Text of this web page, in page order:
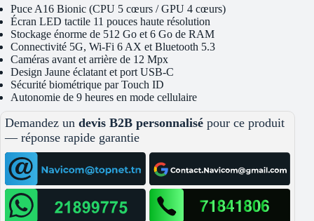
Puce A16 Bionic (CPU 5 cœurs / GPU 4 cœurs)
Écran LED tactile 11 pouces haute résolution
Stockage énorme de 512 Go et 6 Go de RAM
Connectivité 5G, Wi-Fi 6 AX et Bluetooth 5.3
Caméras avant et arrière de 12 Mpx
Design Jaune éclatant et port USB-C
Sécurité biométrique par Touch ID
Autonomie de 9 heures en mode cellulaire
Demandez un devis B2B personnalisé pour ce produit
— réponse rapide garantie